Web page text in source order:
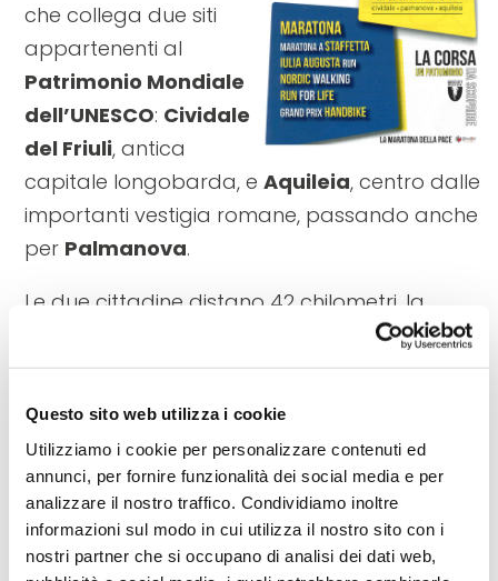
Questo sito web utilizza i cookie
Utilizziamo i cookie per personalizzare contenuti ed
annunci, per fornire funzionalità dei social media e per
analizzare il nostro traffico. Condividiamo inoltre
informazioni sul modo in cui utilizza il nostro sito con i
nostri partner che si occupano di analisi dei dati web,
che collega due siti
appartenenti al
Patrimonio Mondiale
dell’UNESCO: Cividale
del Friuli, antica
capitale longobarda, eAquileia, centro dalle
importanti vestigia romane, passando anche
per Palmanova.
Le due cittadine distano 42 chilometri, la
lunghezza classica della maratona.
Scopri il programma e il dettaglio del
percorso: UNESCO Cities Marathon